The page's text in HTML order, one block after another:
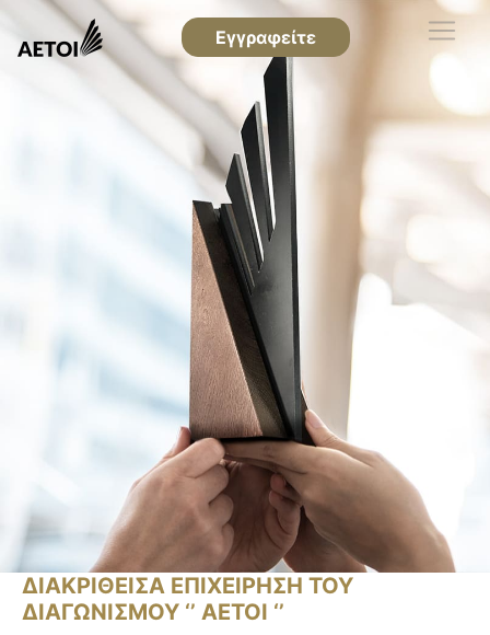
Εγγραφείτε
ΔΙΑΚΡΙΘΕΙΣΑ ΕΠΙΧΕΙΡΗΣΗ ΤΟΥ
ΔΙΑΓΩΝΙΣΜΟΥ ‘’ ΑΕΤΟΙ ‘’